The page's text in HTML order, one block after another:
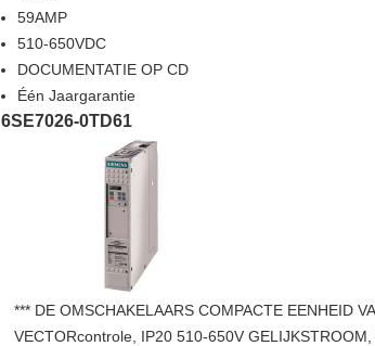
59AMP
510-650VDC
DOCUMENTATIE OP CD
Één Jaargarantie
6SE7026-0TD61
*** DE OMSCHAKELAARS COMPACTE EENHEID
VECTORcontrole, IP20 510-650V